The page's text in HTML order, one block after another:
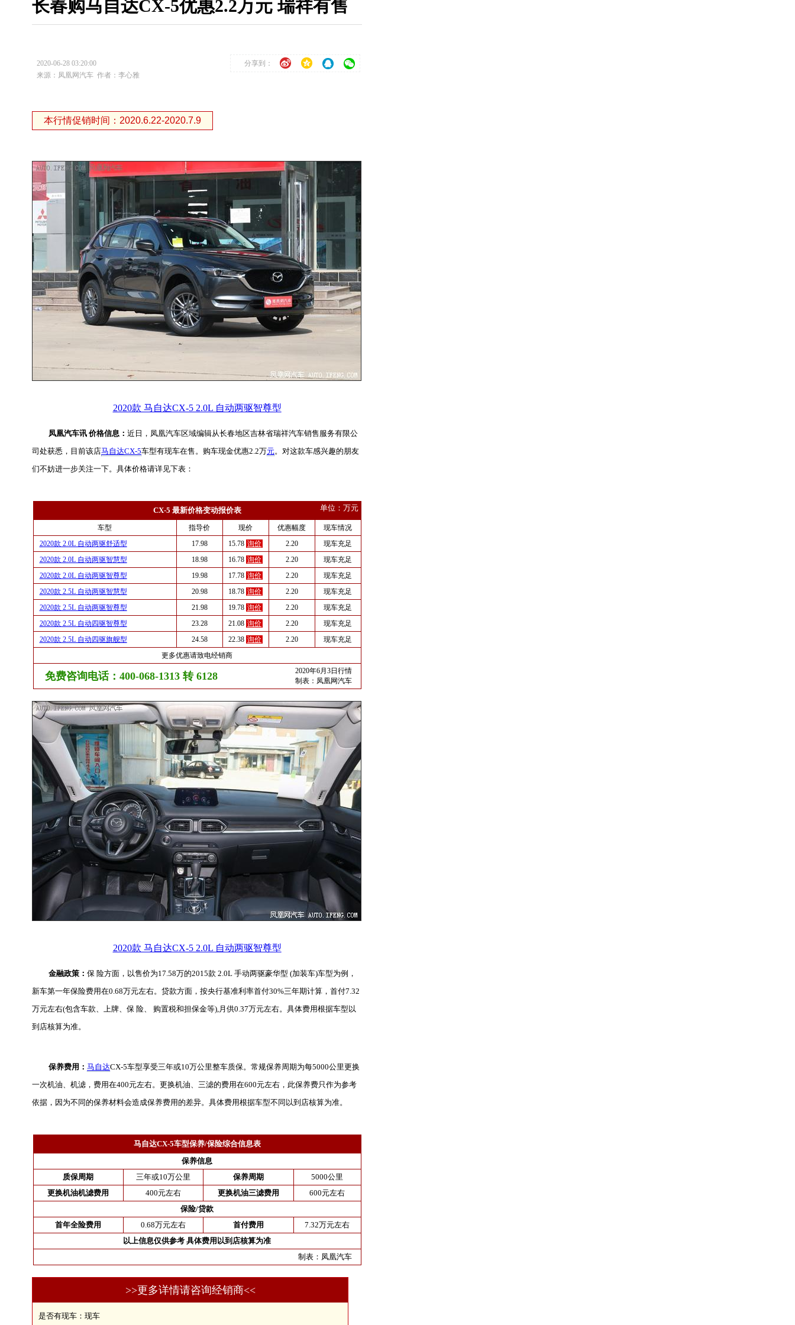
长春购马自达CX-5优惠2.2万元 瑞祥有售
2020-06-28 03:20:00
分享到：
来源：凤凰网汽车 作者：李心雅
本行情促销时间：2020.6.22-2020.7.9
2020款 马自达CX-5 2.0L 自动两驱智尊型
凤凰汽车讯 价格信息： 近日，凤凰汽车区域编辑从长春地区吉林省瑞祥汽车销售服务有限公
司处获悉，目前该店马自达CX-5车型有现车在售。购车现金优惠2.2万元。对这款车感兴趣的朋友
们不妨进一步关注一下。具体价格请详见下表：
CX-5 最新价格变动报价表 单位：万元
车型 指导价 现价 优惠幅度
现车情况
2020款 2.0L 自动两驱舒适型
17.98 15.78 询价 2.20
现车充足
2020款 2.0L 自动两驱智慧型
18.98 16.78 询价 2.20
现车充足
2020款 2.0L 自动两驱智尊型
19.98 17.78 询价 2.20
现车充足
2020款 2.5L 自动两驱智慧型
20.98 18.78 询价 2.20
现车充足
2020款 2.5L 自动两驱智尊型
21.98 19.78 询价 2.20
现车充足
2020款 2.5L 自动四驱智尊型
23.28 21.08 询价 2.20
现车充足
2020款 2.5L 自动四驱旗舰型
24.58 22.38 询价 2.20
现车充足
更多优惠请致电经销商
免费咨询电话：400-068-1313 转 6128
2020年6月3日行情
制表： 凤凰网汽车
2020款 马自达CX-5 2.0L 自动两驱智尊型
金融政策： 保 险方面，以售价为17.58万的2015款 2.0L 手动两驱豪华型 (加装车)车型为例，
新车第一年保险费用在0.68万元左右。贷款方面，按央行基准利率首付30%三年期计算，首付7.32
万元左右(包含车款、上牌、保 险、 购置税和担保金等),月供0.37万元左右。具体费用根据车型以
到店核算为准。
保养费用： 马自达CX-5车型享受三年或10万公里整车质保。常规保养周期为每5000公里更换
一次机油、机滤，费用在400元左右。更换机油、三滤的费用在600元左右，此保养费只作为参考
依据，因为不同的保养材料会造成保养费用的差异。具体费用根据车型不同以到店核算为准。
马自达CX-5车型保养/保险综合信息表
保养信息
质保周期
三年或10万公里 保养周期
5000公里
更换机油机滤费用
400元左右 更换机油三滤费用
600元左右
保险/贷款
首年全险费用
0.68万元左右 首付费用
7.32万元左右
以上信息仅供参考 具体费用以到店核算为准
制表： 凤凰汽车
>>更多详情请咨询经销商<<
是否有现车：现车